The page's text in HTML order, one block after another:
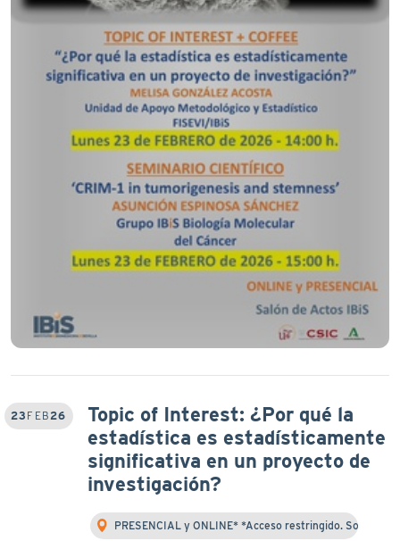
23 FEB26
Topic of Interest: ¿Por qué la
estadística es estadísticamente
significativa en un proyecto de
investigación?
PRESENCIAL y ONLINE* *Acceso restringido. Solo ...